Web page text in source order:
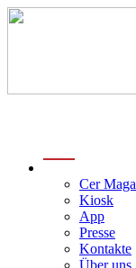
Cer
Kiosk
App
Presse
Kontakte
Über uns